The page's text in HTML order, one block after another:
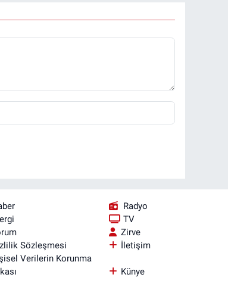
Radyo
TV
Zirve
Sözleşmesi
İletişim
Verilerin Korunma
Künye